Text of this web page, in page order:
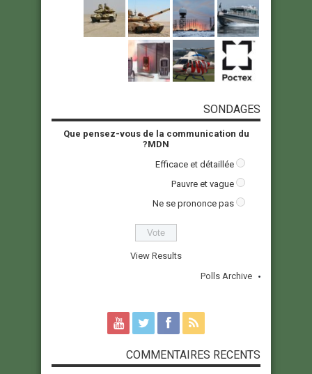
SONDAGES
Que pensez-vous de la communication du
MDN?
Efficace et détaillée
Pauvre et vague
Ne se prononce pas
View Results
Polls Archive
COMMENTAIRES RECENTS